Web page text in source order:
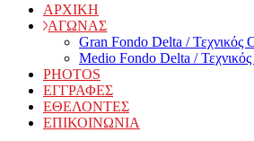
ΑΡΧΙΚΗ
ΑΓΩΝΑΣ
Gran Fondo Delta / Τεχνικός
Medio Fondo Delta /
PHOTOS
ΕΓΓΡΑΦΕΣ
ΕΘΕΛΟΝΤΕΣ
ΕΠΙΚΟΙΝΩΝΙΑ